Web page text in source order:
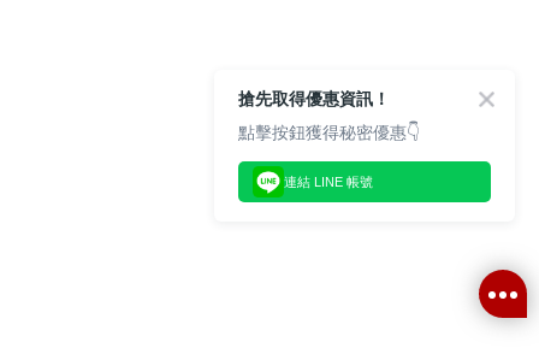
搶先取得優惠資訊！
點擊按鈕獲得秘密優惠👇
連結 LINE 帳號